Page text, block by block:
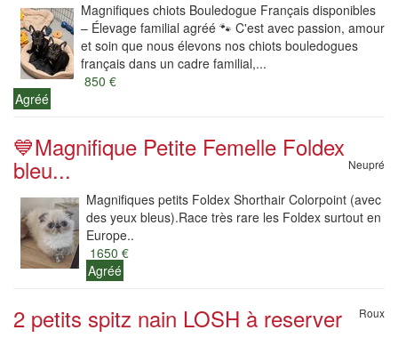
Magnifiques chiots Bouledogue Français disponibles
– Élevage familial agréé 🐾 C'est avec passion, amour
et soin que nous élevons nos chiots bouledogues
français dans un cadre familial,...
850 €
Agréé
💙Magnifique Petite Femelle Foldex
bleu... Neupré
Magnifiques petits Foldex Shorthair Colorpoint (avec
des yeux bleus).Race très rare les Foldex surtout en
Europe..
1650 €
Agréé
2 petits spitz nain LOSH à reserver Roux